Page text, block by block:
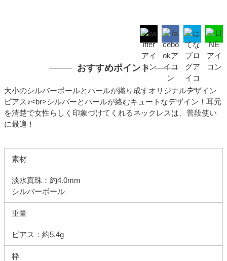
おすすめポイント
大小のシルバーボールとパールが織り成すオリジナルデザイン
ピアス♪<br>シルバーとパールが絡むキュートなデザイン！耳元
を清楚で女性らしく印象づけてくれるネックレスは、普段使い
に最適！
素材
淡水真珠：約4.0mm
シルバーボール
重量
ピアス：約5.4g
枠